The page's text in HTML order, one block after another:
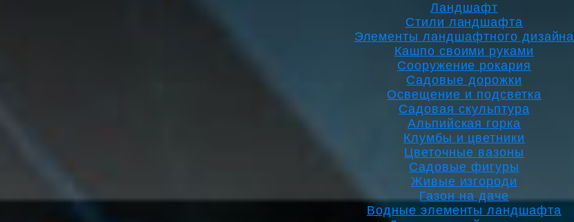
Ландшафт
Стили ландшафта
Элементы ландшафтного дизайна
Кашпо своими руками
Сооружение рокария
Садовые дорожки
Освещение и подсветка
Садовая скульптура
Альпийская горка
Клумбы и цветники
Цветочные вазоны
Садовые фигуры
Живые изгороди
Газон на даче
Водные элементы ландшафта